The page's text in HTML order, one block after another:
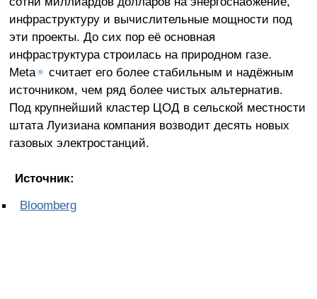
инфраструктуру и вычислительные мощности под
эти проекты. До сих пор её основная
инфраструктура строилась на природном газе.
Meta✴ считает его более стабильным и надёжным
источником, чем ряд более чистых альтернатив.
Под крупнейший кластер ЦОД в сельской местности
штата Луизиана компания возводит десять новых
газовых электростанций.
Источник:
Bloomberg